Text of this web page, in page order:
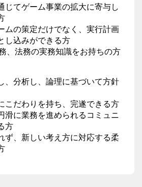
じてゲーム事業の拡大に寄与し
ムの策定だけでなく、実行計画
し込みができる方
、法務の実務知識をお持ちの方
、分析し、論理に基づいて方針
こだわりを持ち、完遂できる方
滑に業務を進められるコミュニ
方
ず、新しい考え方に対応する柔